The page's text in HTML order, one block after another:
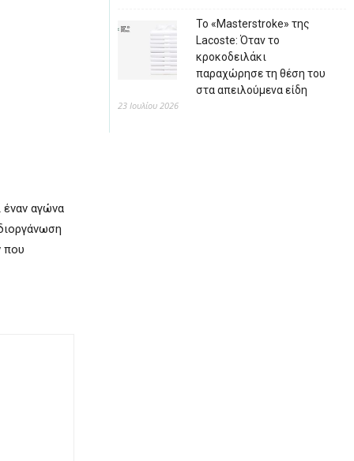
έναν αγώνα
που
Το «Masterstroke» της
Lacoste: Όταν το
κροκοδειλάκι
παραχώρησε τη θέση του
στα απειλούμενα είδη
23 Ιουλίου 2026